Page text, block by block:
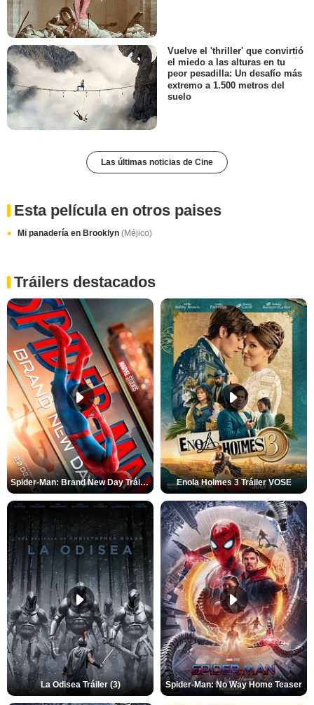
Vuelve el 'thriller' que convirtió
el miedo a las alturas en tu
peor pesadilla: Un desafío más
extremo a 1.500 metros del
suelo
Las últimas noticias de Cine
Esta película en otros paises
Mi panadería en Brooklyn (Méjico)
Tráilers destacados
Spider-Man: Brand New Day Tráiler (3) Enola Holmes 3 Tráiler VOSE
La Odisea Tráiler (3) Spider-Man: No Way Home Teaser